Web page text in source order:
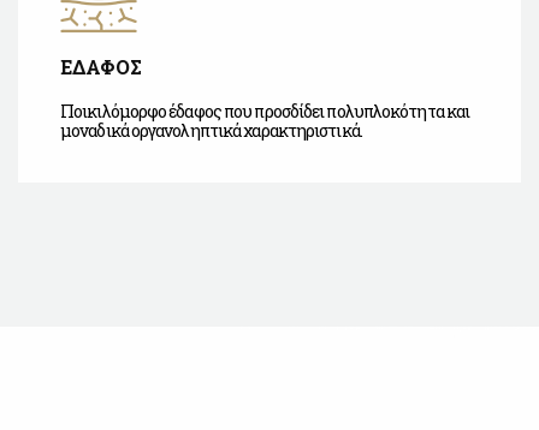
ΕΔΑΦΟΣ
Ποικιλόμορφο έδαφος που προσδίδει πολυπλοκότητα και
μοναδικά οργανοληπτικά χαρακτηριστικά.